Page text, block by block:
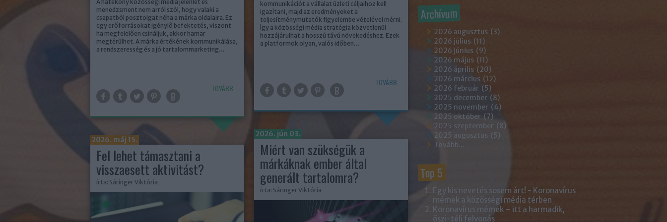
kommunikációt a vállalat üzleti céljaihoz kell
igazítani, majd az eredményeket a
teljesítménymutatók figyelembe vételével mérni.
Így a közösségi média stratégia közvetlenül
hozzájárulhat a hosszú távú növekedéshez. Ezek
a platformok olyan, valós időben…
TOVÁBB
2026. jún 03.
Miért van szükségük a
márkáknak ember által
generált tartalomra?
írta: Sáringer Viktória
A hatékony közösségi média jelenlét és
menedzsment nem arról szól, hogy valaki a
csapatból posztolgat néha a márka oldalaira. Ez
egy erőforrásokat igénylő befektetés, viszont
ha megfelelően csináljuk, akkor hamar
megtérülhet. A márka értékének kommunikálása,
a rendszeresség és a jó tartalommarketing…
TOVÁBB
2026. máj 15.
Fel lehet támasztani a
visszaesett aktivitást?
írta: Sáringer Viktória
Archívum
2026 augusztus (3)
2026 július (11)
2026 június (9)
2026 május (11)
2026 április (20)
2026 március (12)
2026 február (5)
2025 december (8)
2025 november (4)
2025 október (7)
2025 szeptember (8)
2025 augusztus (5)
Tovább...
Top 5
Egy kis nevetés sosem árt! - Koronavírus
mémek a közösségi média térben
Koronavírus mémek – itt a harmadik,
őszi-téli felvonás